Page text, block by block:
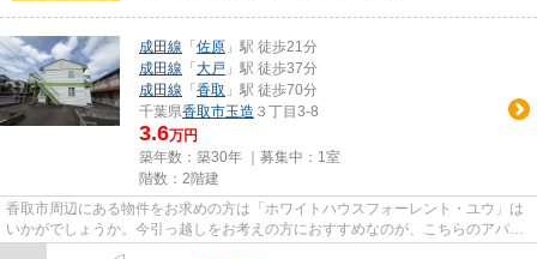
成田線 「 佐原 」駅 徒歩21分
成田線 「 大戸 」駅 徒歩37分
成田線 「 香取 」駅 徒歩70分
千葉県香取市玉造 ３丁目3-8
3.6万円
築年数：築30年 ｜募集中： 1室
階数：2階建
香取市周辺にある物件をお求めの方は「ホワイトハウスフォーレント・ユウ」は
いかがでしょうか。今引っ越しをお考えの方におすすめなのが、こちらのアパー